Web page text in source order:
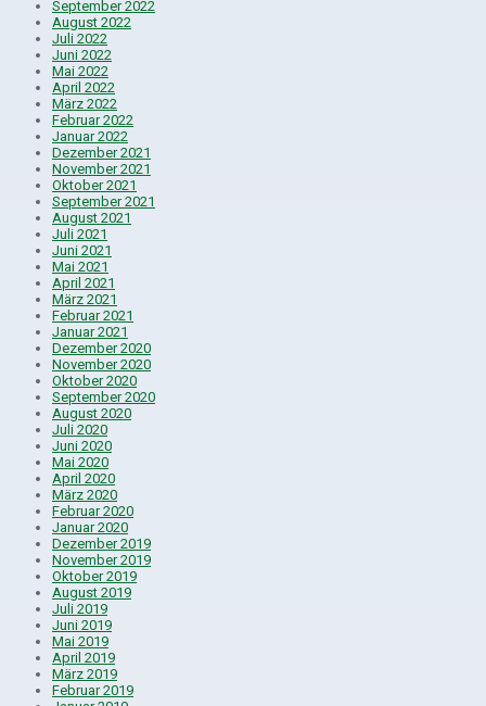
September 2022
August 2022
Juli 2022
Juni 2022
Mai 2022
April 2022
März 2022
Februar 2022
Januar 2022
Dezember 2021
November 2021
Oktober 2021
September 2021
August 2021
Juli 2021
Juni 2021
Mai 2021
April 2021
März 2021
Februar 2021
Januar 2021
Dezember 2020
November 2020
Oktober 2020
September 2020
August 2020
Juli 2020
Juni 2020
Mai 2020
April 2020
März 2020
Februar 2020
Januar 2020
Dezember 2019
November 2019
Oktober 2019
August 2019
Juli 2019
Juni 2019
Mai 2019
April 2019
März 2019
Februar 2019